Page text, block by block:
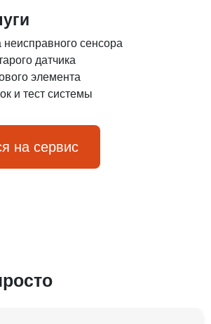
неисправного сенсора
датчика
элемента
и тест системы
на сервис